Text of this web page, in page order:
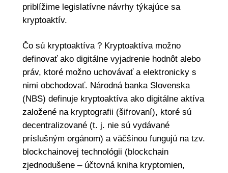
priblížime legislatívne návrhy týkajúce sa
kryptoaktív.
Čo sú kryptoaktíva ? Kryptoaktíva možno
definovať ako digitálne vyjadrenie hodnôt alebo
práv, ktoré možno uchovávať a elektronicky s
nimi obchodovať. Národná banka Slovenska
(NBS) definuje kryptoaktíva ako digitálne aktíva
založené na kryptografii (šifrovaní), ktoré sú
decentralizované (t. j. nie sú vydávané
príslušným orgánom) a väčšinou fungujú na tzv.
blockchainovej technológii (blockchain
zjednodušene – účtovná kniha kryptomien,